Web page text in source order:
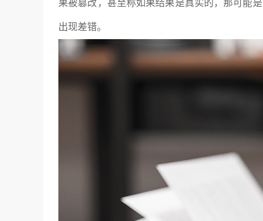
果被篡改，甚至称如果结果是真实的，那可能
出现差错。